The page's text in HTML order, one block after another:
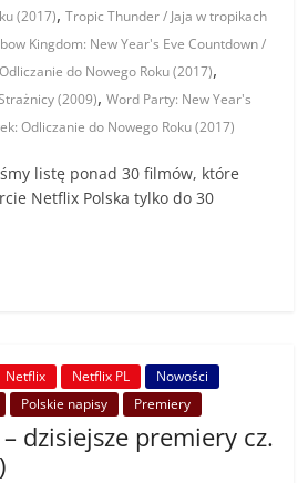
(2017),Tropic Thunder / Jaja w tropikach
Kingdom: New Year's Eve Countdown /
do Nowego Roku (2017),
(2009),Word Party: New Year's
Odliczanie do Nowego Roku (2017)
listę ponad 30 filmów, które
Netflix Polska tylko do 30
Netflix Netflix PL
Nowości
Polskie napisy Premiery
dzisiejsze premiery cz.